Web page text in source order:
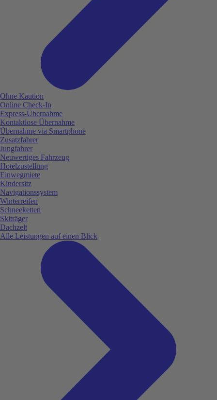
Ohne Kaution
Online Check-In
Express-Übernahme
Kontaktlose Übernahme
Übernahme via Smartphone
Zusatzfahrer
Jungfahrer
Neuwertiges Fahrzeug
Hotelzustellung
Einwegmiete
Kindersitz
Navigationssystem
Winterreifen
Schneeketten
Skiträger
Dachzelt
Alle Leistungen auf einen Blick